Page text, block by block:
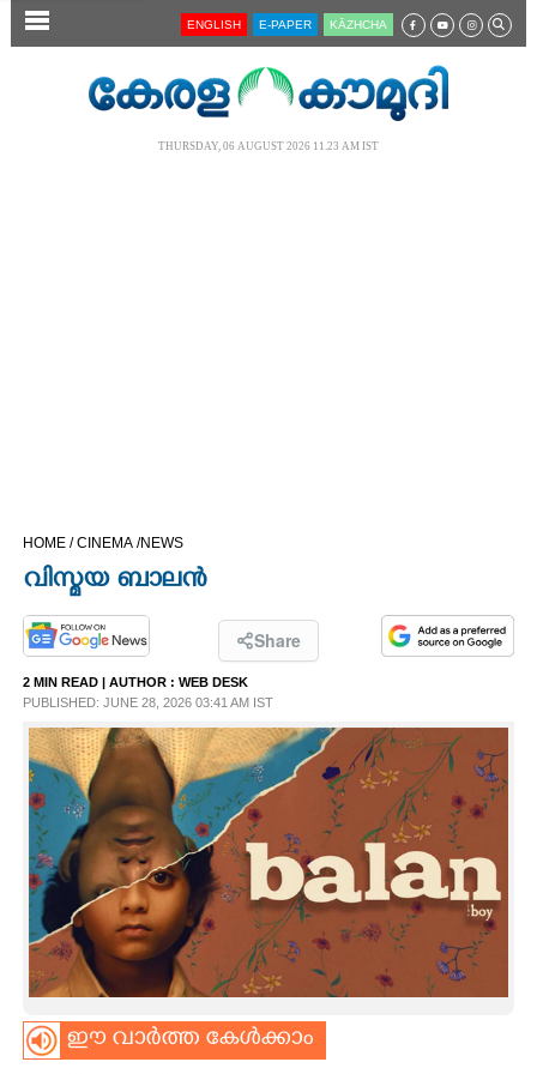
SECTIONS
OPINION
PHOTOS
LIFESTYLE
SPIRITUAL
ART
ASTRO
ENGLISH E-PAPER KĀZHCHA
THURSDAY, 06 AUGUST 2026 11.23 AM IST
HOME /CINEMA /NEWS
വിസ്മയ ബാലൻ
Share
2 MIN READ | AUTHOR : WEB DESK
PUBLISHED: JUNE 28, 2026 03:41 AM IST
ഈ വാർത്ത കേൾക്കാം